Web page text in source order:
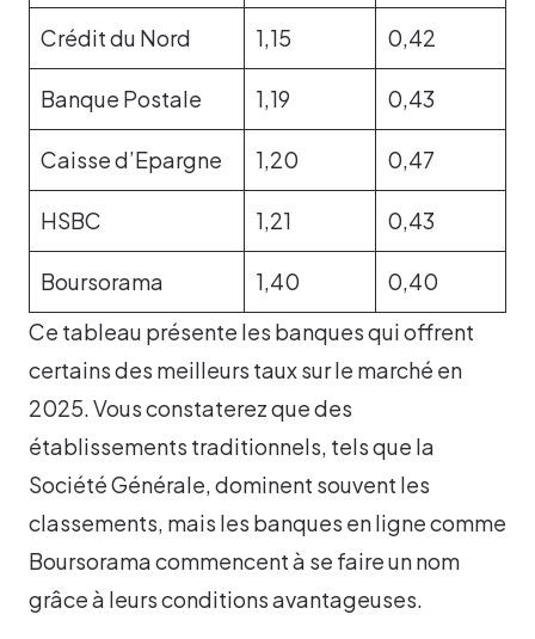
Crédit du Nord 1,15 0,42
Banque Postale 1,19 0,43
Caisse d’Epargne 1,20 0,47
HSBC 1,21 0,43
Boursorama 1,40
0,40
Ce tableau présente les banques qui offrent
certains des meilleurs taux sur le marché en
2025. Vous constaterez que des
établissements traditionnels, tels que la
Société Générale, dominent souvent les
classements, mais les banques en ligne comme
Boursorama commencent à se faire un nom
grâce à leurs conditions avantageuses.